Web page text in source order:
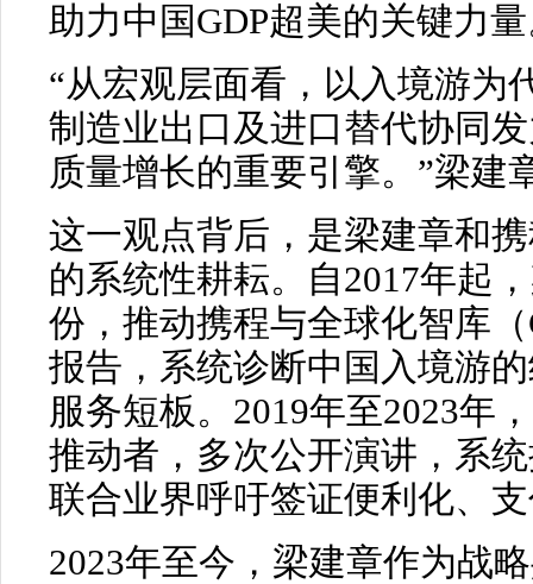
助力中国GDP超美的关键力
“从宏观层面看，以入境游为
制造业出口及进口替代协同
质量增长的重要引擎。”梁建
这一观点背后，是梁建章和
的系统性耕耘。自2017年起
份，推动携程与全球化智库
报告，系统诊断中国入境游
服务短板。2019年至2023年
推动者，多次公开演讲，系
联合业界呼吁签证便利化、
2023年至今，梁建章作为战